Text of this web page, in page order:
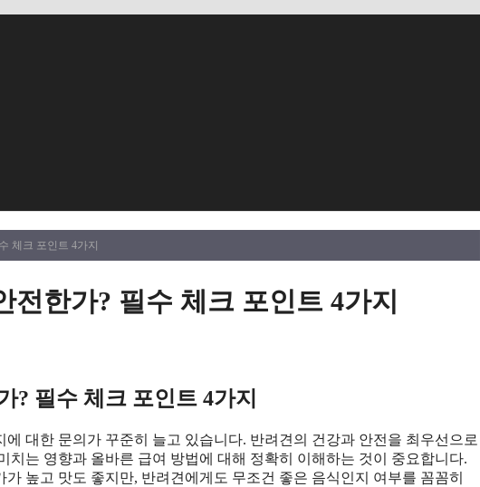
체크 포인트 4가지
한가? 필수 체크 포인트 4가지
? 필수 체크 포인트 4가지
대한 문의가 꾸준히 늘고 있습니다. 반려견의 건강과 안전을 최우선으로
치는 영향과 올바른 급여 방법에 대해 정확히 이해하는 것이 중요합니다.
높고 맛도 좋지만, 반려견에게도 무조건 좋은 음식인지 여부를 꼼꼼히